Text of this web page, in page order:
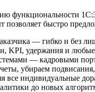
функциональности
быстро
— гибко и без
KPI, удержания и
— кадровыми
убираем
индивидуальные
до новых